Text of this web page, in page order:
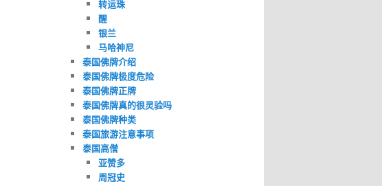
转运珠
醒
银兰
马哈神尼
泰国佛牌介绍
泰国佛牌极度危险
泰国佛牌正牌
泰国佛牌真的很灵验吗
泰国佛牌种类
泰国旅游注意事项
泰国高僧
亚赞多
周冠史